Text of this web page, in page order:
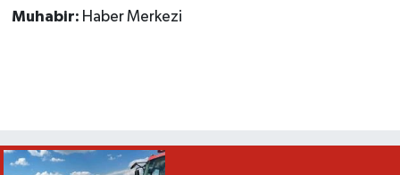
Muhabir: Haber Merkezi